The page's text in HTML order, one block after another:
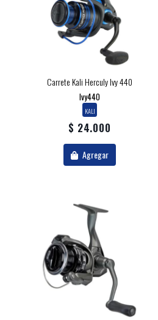
Carrete Kali Herculy Ivy 440
Ivy440
KALI
$ 24.000
Agregar